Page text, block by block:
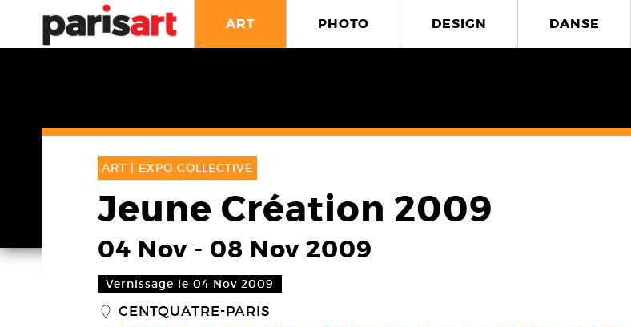
ART PHOTO DESIGN DANSE
ART | EXPO COLLECTIVE
Jeune Création 2009
04 Nov - 08 Nov 2009
Vernissage le 04 Nov 2009
_ CENTQUATRE-PARIS